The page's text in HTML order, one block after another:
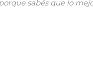
sabés que lo